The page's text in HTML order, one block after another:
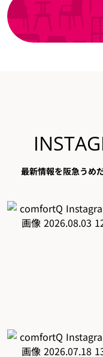
最新情報を阪急うめ